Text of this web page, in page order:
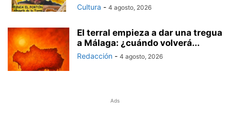
Cultura - 4 agosto, 2026
El terral empieza a dar una tregua
a Málaga: ¿cuándo volverá...
Redacción - 4 agosto, 2026
Ads